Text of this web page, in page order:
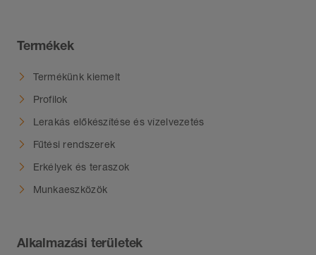
Termékek
Termékünk kiemelt
Profilok
Lerakás előkészítése és vízelvezetés
Fűtési rendszerek
Erkélyek és teraszok
Munkaeszközök
Alkalmazási területek